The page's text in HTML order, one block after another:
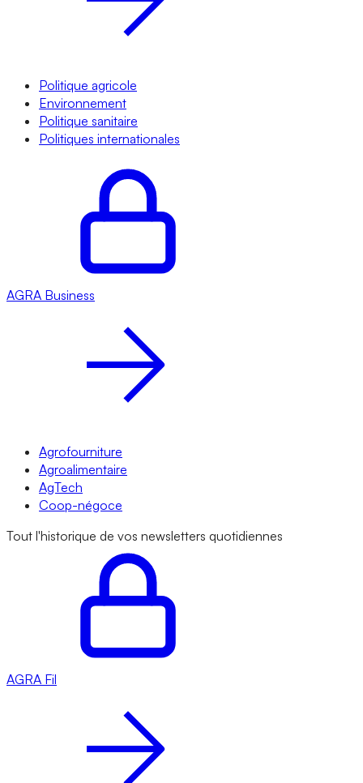
Politique agricole
Environnement
Politique sanitaire
Politiques internationales
AGRA Business
Agrofourniture
Agroalimentaire
AgTech
Coop-négoce
Tout l'historique de vos newsletters quotidiennes
AGRA Fil